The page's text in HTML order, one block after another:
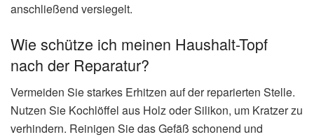
anschließend versiegelt.
Wie schütze ich meinen Haushalt-Topf
nach der Reparatur?
Vermeiden Sie starkes Erhitzen auf der reparierten Stelle.
Nutzen Sie Kochlöffel aus Holz oder Silikon, um Kratzer zu
verhindern. Reinigen Sie das Gefäß schonend und